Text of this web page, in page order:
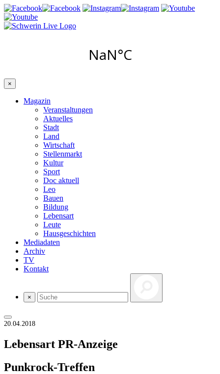
×
Magazin
Veranstaltungen
Aktuelles
Stadt
Land
Wirtschaft
Stellenmarkt
Kultur
Sport
Doc aktuell
Leo
Bauen
Bildung
Lebensart
Leute
Hausgeschichten
Mediadaten
Archiv
TV
Kontakt
×
20.04.2018
Lebensart PR-Anzeige
Punkrock-Treffen